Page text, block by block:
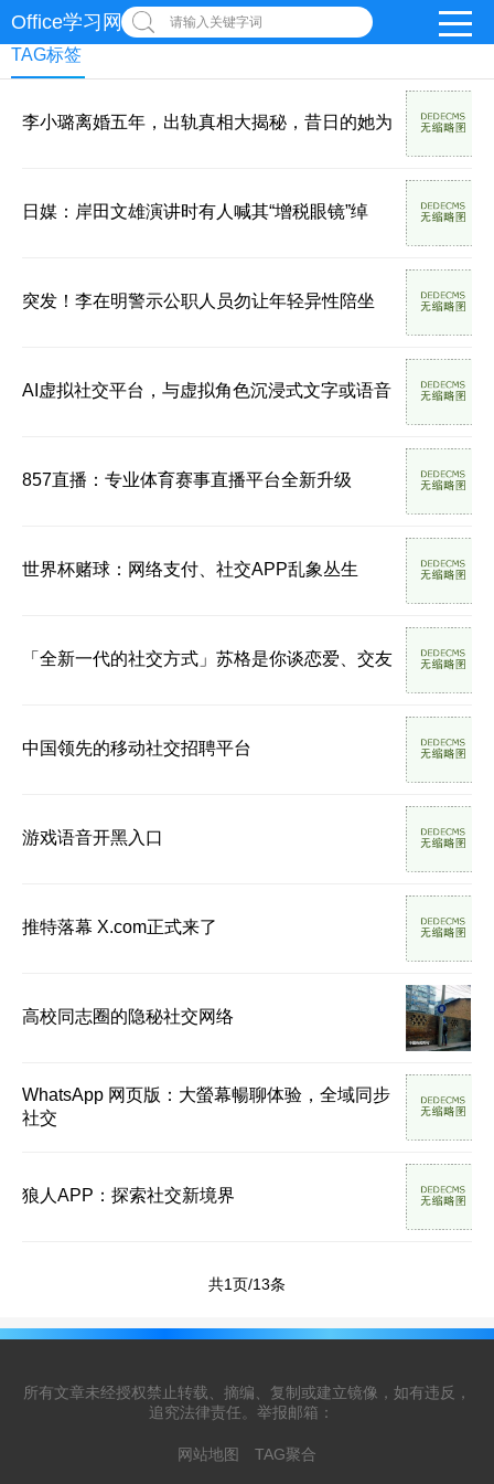
Office学习网 请输入关键字词
TAG标签
李小璐离婚五年，出轨真相大揭秘，昔日的她为
日媒：岸田文雄演讲时有人喊其“增税眼镜”绰
突发！李在明警示公职人员勿让年轻异性陪坐
AI虚拟社交平台，与虚拟角色沉浸式文字或语音
857直播：专业体育赛事直播平台全新升级
世界杯赌球：网络支付、社交APP乱象丛生
「全新一代的社交方式」苏格是你谈恋爱、交友
中国领先的移动社交招聘平台
游戏语音开黑入口
推特落幕 X.com正式来了
高校同志圈的隐秘社交网络
WhatsApp 网页版：大螢幕暢聊体验，全域同步
社交
狼人APP：探索社交新境界
共1页/13条
所有文章未经授权禁止转载、摘编、复制或建立镜像，如有违反，
追究法律责任。举报邮箱：
网站地图 TAG聚合